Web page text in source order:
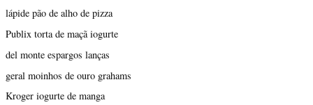
lápide pão de alho de pizza
Publix torta de maçã iogurte
del monte espargos lanças
geral moinhos de ouro grahams
Kroger iogurte de manga